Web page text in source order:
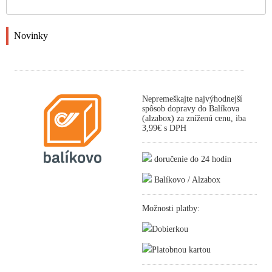
Novinky
Nepremeškajte najvýhodnejší
spôsob dopravy do Balíkova
(alzabox) za zníženú cenu, iba
3,99€ s DPH
doručenie do 24 hodín
Balíkovo / Alzabox
Možnosti platby:
Dobierkou
Platobnou kartou